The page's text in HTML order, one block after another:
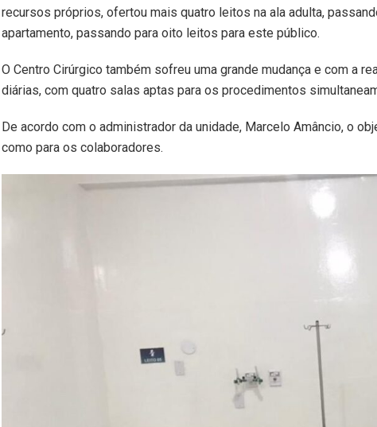
recursos próprios, ofertou mais quatro leitos na ala adulta,
apartamento, passando para oito leitos para este público.
O Centro Cirúrgico também sofreu uma grande mudança e com a
diárias, com quatro salas aptas para os procedimentos
De acordo com o administrador da unidade, Marcelo Amâncio, o
como para os colaboradores.